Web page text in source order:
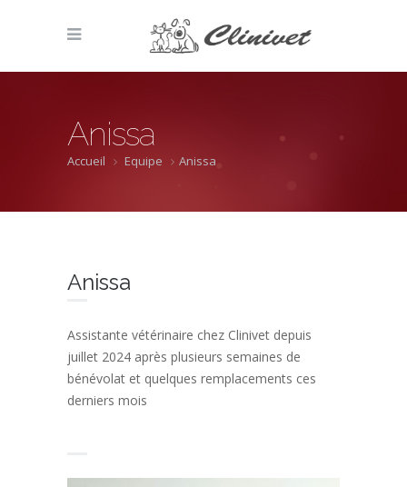
Anissa
Accueil Equipe Anissa
Anissa
Assistante vétérinaire chez Clinivet depuis
juillet 2024 après plusieurs semaines de
bénévolat et quelques remplacements ces
derniers mois